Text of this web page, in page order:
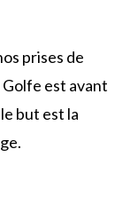
prises de
est avant
but est la